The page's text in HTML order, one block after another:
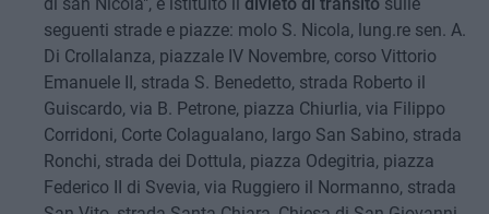
seguenti strade e piazze: molo S. Nicola, lung.re sen. A.
Di Crollalanza, piazzale IV Novembre, corso Vittorio
Emanuele II, strada S. Benedetto, strada Roberto il
Guiscardo, via B. Petrone, piazza Chiurlia, via Filippo
Corridoni, Corte Colagualano, largo San Sabino, strada
Ronchi, strada dei Dottula, piazza Odegitria, piazza
Federico II di Svevia, via Ruggiero il Normanno, strada